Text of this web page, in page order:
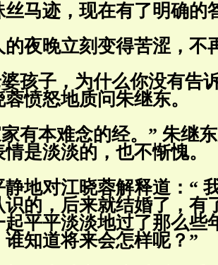
丝马迹，现在有了明确的
的夜晚立刻变得苦涩，不
孩子，为什么你没有告
愤怒地质问朱继东。
有本难念的经。” 朱继
情是淡淡的，也不惭愧。
静地对江晓蓉解释道：“
的，后来就结婚了， 有
起平平淡淡地过了那么些
谁知道将来会怎样呢？”